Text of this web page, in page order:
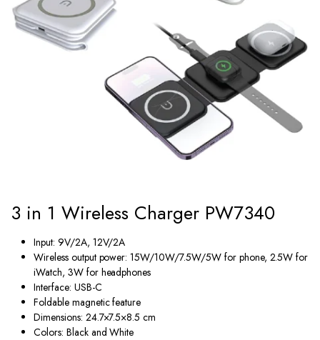
3 in 1 Wireless Charger PW7340
Input: 9V/2A, 12V/2A
Wireless output power: 15W/10W/7.5W/5W for phone, 2.5W for
iWatch, 3W for headphones
Interface: USB-C
Foldable magnetic feature
Dimensions: 24.7×7.5×8.5 cm
Colors: Black and White